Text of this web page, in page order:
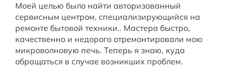
Моей целью было найти авторизованный
сервисным центром, специализирующийся на
ремонте бытовой техники.. Мастера быстро,
качественно и недорого отремонтировали мою
микроволновую печь. Теперь я знаю, куда
обращаться в случае возникших проблем.